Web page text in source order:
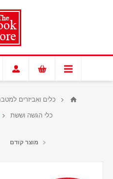
כלים ואביזרים
כלי הגשה וששת
מוצר קודם